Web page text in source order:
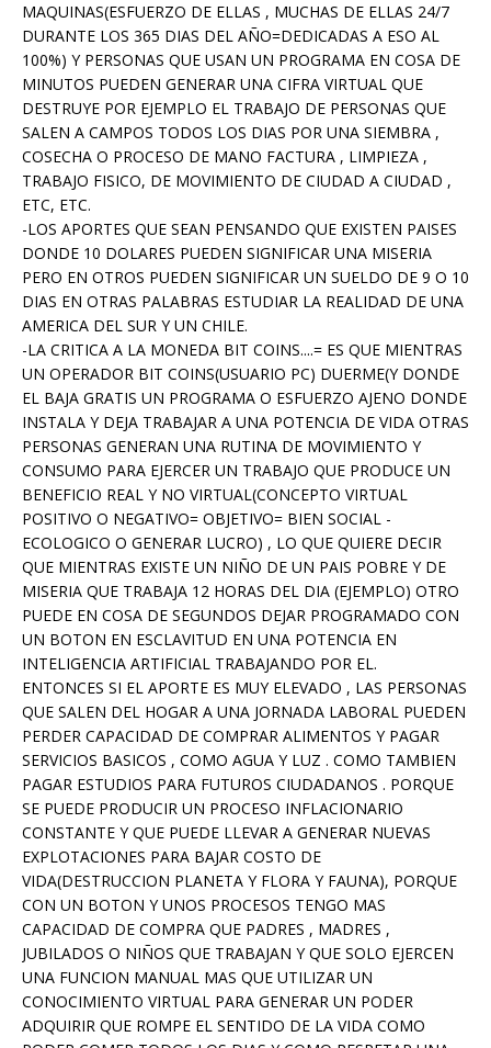
MAQUINAS(ESFUERZO DE ELLAS , MUCHAS DE ELLAS 24/7
DURANTE LOS 365 DIAS DEL AÑO=DEDICADAS A ESO AL
100%) Y PERSONAS QUE USAN UN PROGRAMA EN COSA DE
MINUTOS PUEDEN GENERAR UNA CIFRA VIRTUAL QUE
DESTRUYE POR EJEMPLO EL TRABAJO DE PERSONAS QUE
SALEN A CAMPOS TODOS LOS DIAS POR UNA SIEMBRA ,
COSECHA O PROCESO DE MANO FACTURA , LIMPIEZA ,
TRABAJO FISICO, DE MOVIMIENTO DE CIUDAD A CIUDAD ,
ETC, ETC.
-LOS APORTES QUE SEAN PENSANDO QUE EXISTEN PAISES
DONDE 10 DOLARES PUEDEN SIGNIFICAR UNA MISERIA
PERO EN OTROS PUEDEN SIGNIFICAR UN SUELDO DE 9 O 10
DIAS EN OTRAS PALABRAS ESTUDIAR LA REALIDAD DE UNA
AMERICA DEL SUR Y UN CHILE.
-LA CRITICA A LA MONEDA BIT COINS....= ES QUE MIENTRAS
UN OPERADOR BIT COINS(USUARIO PC) DUERME(Y DONDE
EL BAJA GRATIS UN PROGRAMA O ESFUERZO AJENO DONDE
INSTALA Y DEJA TRABAJAR A UNA POTENCIA DE VIDA OTRAS
PERSONAS GENERAN UNA RUTINA DE MOVIMIENTO Y
CONSUMO PARA EJERCER UN TRABAJO QUE PRODUCE UN
BENEFICIO REAL Y NO VIRTUAL(CONCEPTO VIRTUAL
POSITIVO O NEGATIVO= OBJETIVO= BIEN SOCIAL -
ECOLOGICO O GENERAR LUCRO) , LO QUE QUIERE DECIR
QUE MIENTRAS EXISTE UN NIÑO DE UN PAIS POBRE Y DE
MISERIA QUE TRABAJA 12 HORAS DEL DIA (EJEMPLO) OTRO
PUEDE EN COSA DE SEGUNDOS DEJAR PROGRAMADO CON
UN BOTON EN ESCLAVITUD EN UNA POTENCIA EN
INTELIGENCIA ARTIFICIAL TRABAJANDO POR EL.
ENTONCES SI EL APORTE ES MUY ELEVADO , LAS PERSONAS
QUE SALEN DEL HOGAR A UNA JORNADA LABORAL PUEDEN
PERDER CAPACIDAD DE COMPRAR ALIMENTOS Y PAGAR
SERVICIOS BASICOS , COMO AGUA Y LUZ . COMO TAMBIEN
PAGAR ESTUDIOS PARA FUTUROS CIUDADANOS . PORQUE
SE PUEDE PRODUCIR UN PROCESO INFLACIONARIO
CONSTANTE Y QUE PUEDE LLEVAR A GENERAR NUEVAS
EXPLOTACIONES PARA BAJAR COSTO DE
VIDA(DESTRUCCION PLANETA Y FLORA Y FAUNA), PORQUE
CON UN BOTON Y UNOS PROCESOS TENGO MAS
CAPACIDAD DE COMPRA QUE PADRES , MADRES ,
JUBILADOS O NIÑOS QUE TRABAJAN Y QUE SOLO EJERCEN
UNA FUNCION MANUAL MAS QUE UTILIZAR UN
CONOCIMIENTO VIRTUAL PARA GENERAR UN PODER
ADQUIRIR QUE ROMPE EL SENTIDO DE LA VIDA COMO